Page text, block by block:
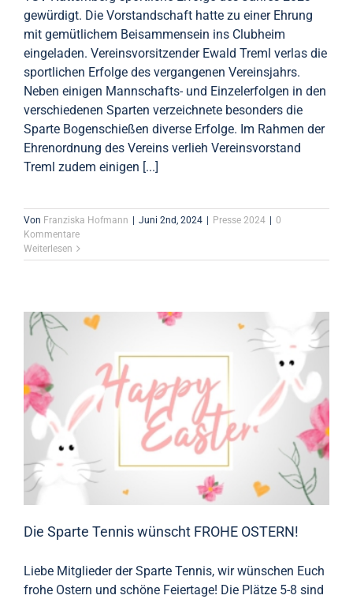
gewürdigt. Die Vorstandschaft hatte zu einer Ehrung
mit gemütlichem Beisammensein ins Clubheim
eingeladen. Vereinsvorsitzender Ewald Treml verlas die
sportlichen Erfolge des vergangenen Vereinsjahrs.
Neben einigen Mannschafts- und Einzelerfolgen in den
verschiedenen Sparten verzeichnete besonders die
Sparte Bogenschießen diverse Erfolge. Im Rahmen der
Ehrenordnung des Vereins verlieh Vereinsvorstand
Treml zudem einigen [...]
Von Franziska Hofmann Juni 2nd, 2024 Presse 2024
0
Kommentare
Weiterlesen
Die Sparte Tennis wünscht FROHE OSTERN!
Liebe Mitglieder der Sparte Tennis, wir wünschen Euch
frohe Ostern und schöne Feiertage! Die Plätze 5-8 sind